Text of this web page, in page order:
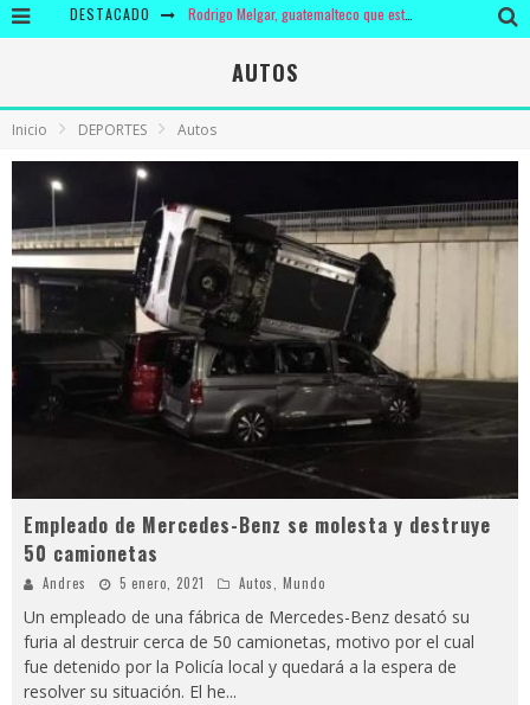
DESTACADO Rodrigo Melgar, guatemalteco que está entre los mejores 10 del mundo en jaripeo
Krusty y Adidas ofrecerán a los fans unos zapatos con diseño único
Video: polémica discusión entre Bancada Semilla y Allan Rodríguez se viraliza
AUTOS
Inicio DEPORTES Autos
Empleado de Mercedes-Benz se molesta y destruye
50 camionetas
Andres 5 enero, 2021 Autos, Mundo
Un empleado de una fábrica de Mercedes-Benz desató su
furia al destruir cerca de 50 camionetas, motivo por el cual
fue detenido por la Policía local y quedará a la espera de
resolver su situación. El he...